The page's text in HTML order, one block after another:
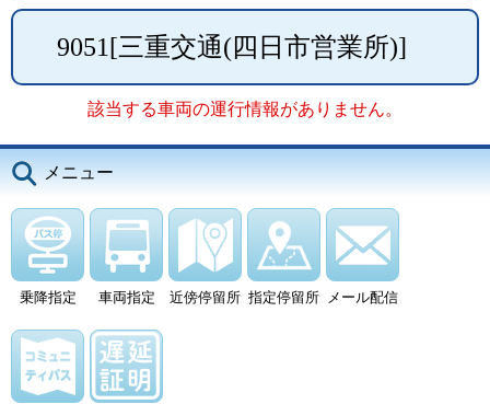
9051[三重交通(四日市営業所)]
該当する車両の運行情報がありません。
メニュー
乗降指定 車両指定 近傍停留所 指定停留所 メール配信